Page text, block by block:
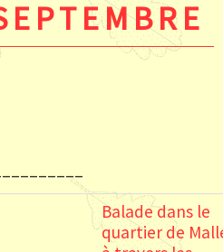
Balade dans le
quartier de